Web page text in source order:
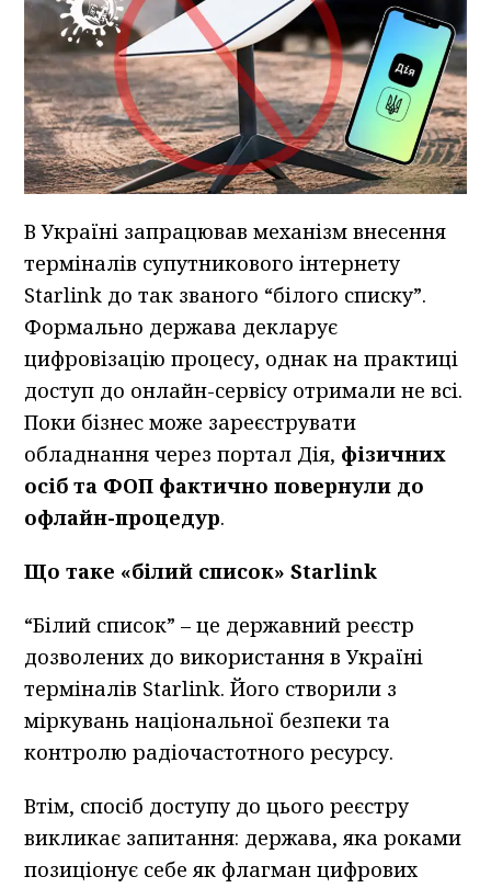
В Україні запрацював механізм внесення
терміналів супутникового інтернету
Starlink до так званого “білого списку”.
Формально держава декларує
цифровізацію процесу, однак на практиці
доступ до онлайн-сервісу отримали не всі.
Поки бізнес може зареєструвати
обладнання через портал Дія, фізичних
осіб та ФОП фактично повернули до
офлайн-процедур.
Що таке «білий список» Starlink
“Білий список” – це державний реєстр
дозволених до використання в Україні
терміналів Starlink. Його створили з
міркувань національної безпеки та
контролю радіочастотного ресурсу.
Втім, спосіб доступу до цього реєстру
викликає запитання: держава, яка роками
позиціонує себе як флагман цифрових